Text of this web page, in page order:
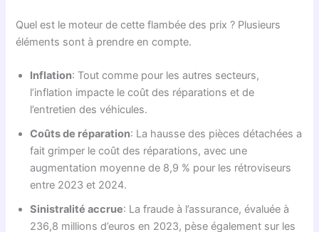
Quel est le moteur de cette flambée des prix ? Plusieurs
éléments sont à prendre en compte.
Inflation: Tout comme pour les autres secteurs,
l’inflation impacte le coût des réparations et de
l’entretien des véhicules.
Coûts de réparation: La hausse des pièces détachées a
fait grimper le coût des réparations, avec une
augmentation moyenne de 8,9 % pour les rétroviseurs
entre 2023 et 2024.
Sinistralité accrue: La fraude à l’assurance, évaluée à
236,8 millions d’euros en 2023, pèse également sur les